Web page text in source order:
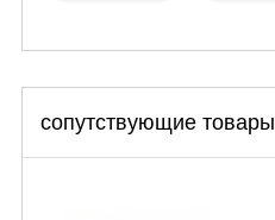
сопутствующие товары